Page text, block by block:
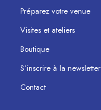
Préparez votre venue
Visites et ateliers
Boutique
S’inscrire à la newsletter
Contact